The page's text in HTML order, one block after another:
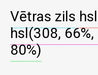
Vētras zils
hsl(308, 66%,
80%)